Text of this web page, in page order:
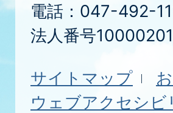
電話：047-492-
法人番号
サイトマップ
ウェブアクセシビ